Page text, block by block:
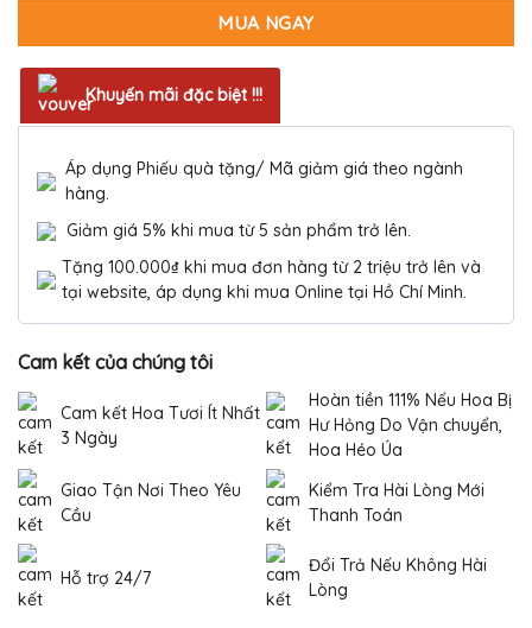
MUA NGAY
Khuyến mãi đặc biệt !!!
Áp dụng Phiếu quà tặng/ Mã giảm giá theo ngành
hàng.
Giảm giá 5% khi mua từ 5 sản phẩm trở lên.
Tặng 100.000₫ khi mua đơn hàng từ 2 triệu trở lên và
tại website, áp dụng khi mua Online tại Hồ Chí Minh.
Cam kết của chúng tôi
Cam kết Hoa Tươi Ít Nhất
3 Ngày
Hoàn tiền 111% Nếu Hoa Bị
Hư Hỏng Do Vận chuyển,
Hoa Héo Úa
Giao Tận Nơi Theo Yêu
Cầu
Kiểm Tra Hài Lòng Mới
Thanh Toán
Hỗ trợ 24/7
Đổi Trả Nếu Không Hài
Lòng